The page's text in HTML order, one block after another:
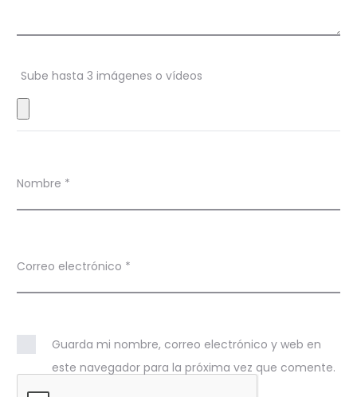
o
e
s
Sube hasta 3 imágenes o vídeos
Nombre *
Correo electrónico *
Guarda mi nombre, correo electrónico y web en
este navegador para la próxima vez que comente.